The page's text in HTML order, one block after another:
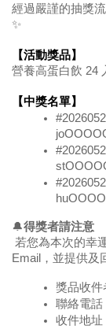
經過嚴謹的抽獎
✨
【活動獎品】
營養高蛋白飲 24
【中獎名單】
🔔得獎者請注意
若您為本次的幸
Email，並提供及
獎品收件
聯絡電話
收件地址